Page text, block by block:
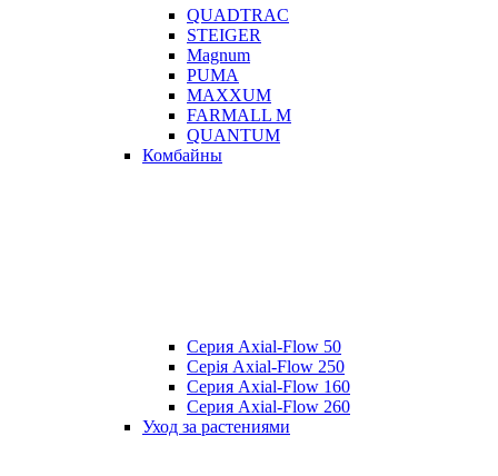
QUADTRAC
STEIGER
Magnum
PUMA
MAXXUM
FARMALL M
QUANTUM
Комбайны
Серия Axial-Flow 50
Серія Axial-Flow 250
Серия Axial-Flow 160
Серия Axial-Flow 260
Уход за растениями